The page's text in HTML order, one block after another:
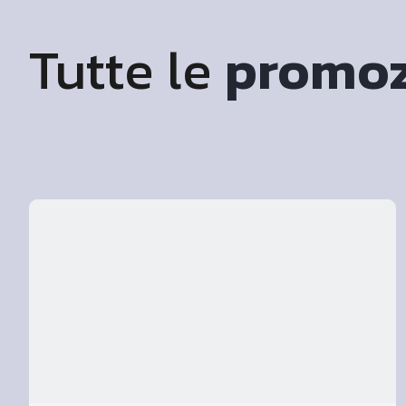
Tutte le